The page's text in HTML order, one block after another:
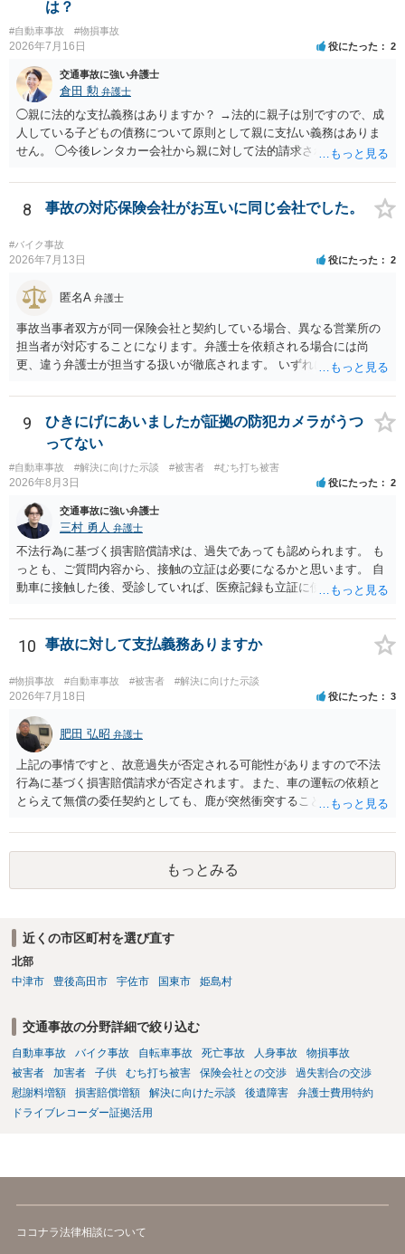
は？
#自動車事故 #物損事故
2026年7月16日 役にたった 2
交通事故に強い弁護士
倉田 勲 弁護士
◯親に法的な支払義務はありますか？ →法的に親子は別ですので、成
人している子どもの債務について原則として親に支払い義務はありま
せん。 ◯今後レンタカー会社から親に対して法的請求される可能性は
低いでしょう。 ◯親である私は今後どう対応すべきでしょうか？ →債
権者に対してご自身は支払いを拒み、請求するのであれば本人に対し
8 事故の対応保険会社がお互いに同じ会社でした。
#バイク事故
2026年7月13日 役にたった 2
匿名A 弁護士
事故当事者双方が同一保険会社と契約している場合、異なる営業所の
担当者が対応することになります。弁護士を依頼される場合には尚
更、違う弁護士が担当する扱いが徹底されます。 いずれにしても、交
9
ひきにげにあいましたが証拠の防犯カメラがうつ
ってない
#自動車事故 #解決に向けた示談 #被害者 #むち打ち被害
2026年8月3日 役にたった 2
交通事故に強い弁護士
三村 勇人 弁護士
不法行為に基づく損害賠償請求は、過失であっても認められます。 も
っとも、ご質問内容から、接触の立証は必要になるかと思います。 自
動車に接触した後、受診していれば、医療記録も立証に使えるかと思
士にご相談ください。
10 事故に対して支払義務ありますか
#物損事故 #自動車事故 #被害者 #解決に向けた示談
2026年7月18日 役にたった 3
肥田 弘昭 弁護士
上記の事情ですと、故意過失が否定される可能性がありますので不法
行為に基づく損害賠償請求が否定されます。また、車の運転の依頼と
とらえて無償の委任契約としても、鹿が突然衝突することは予見がで
償請求も成立しない可能性があります。以上の理由から支払義務は否
定される可能性が高いです。ご参考にしてください。
もっとみる
近くの市区町村を選び直す
北部
中津市
豊後高田市 宇佐市 国東市 姫島村
交通事故の分野詳細で絞り込む
自動車事故 バイク事故 自転車事故 死亡事故 人身事故
物損事故
被害者
加害者 子供 むち打ち被害 保険会社との交渉
過失割合の交渉
慰謝料増額
損害賠償増額 解決に向けた示談 後遺障害
弁護士費用特約
ドライブレコーダー証拠活用
ココナラ法律相談について